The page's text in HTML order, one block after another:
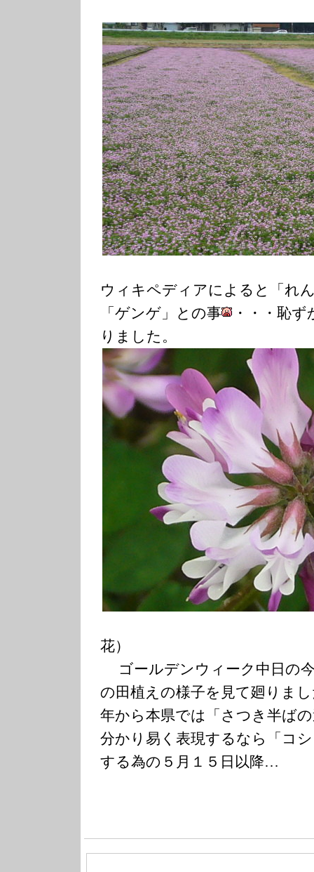
ウィキペディアによると「れ
「ゲンゲ」との事
・・・恥
りました。
花）
ゴールデンウィーク中日の
の田植えの様子を見て廻りま
年から本県では「さつき半ば
分かり易く表現するなら「コ
する為の５月１５日以降…